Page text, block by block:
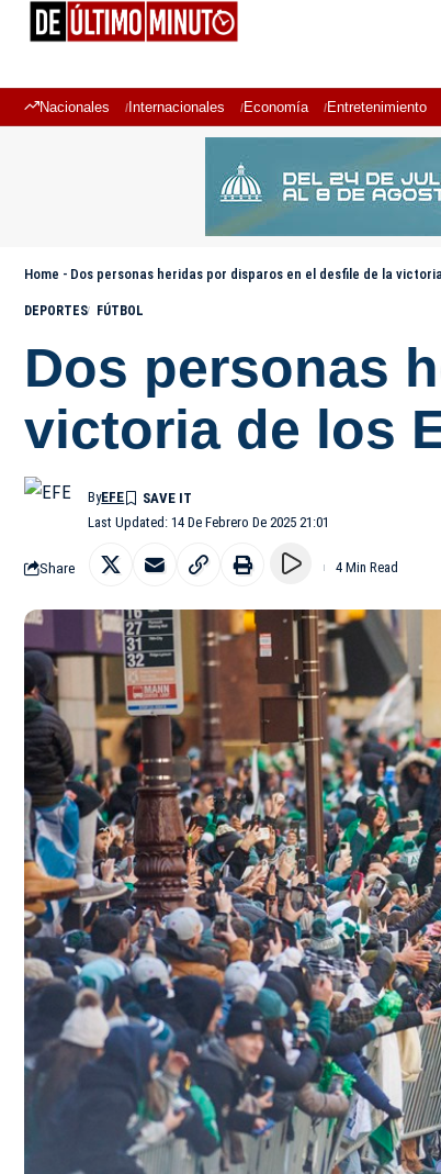
Nacionales Internacionales Economía Entretenimiento
Home - Dos personas heridas por disparos en el desfile de la
DEPORTES FÚTBOL
Dos personas
victoria de los
Last Updated: 14 De Febrero De 2025 21:01
ByEFE
Share 4 Min Read